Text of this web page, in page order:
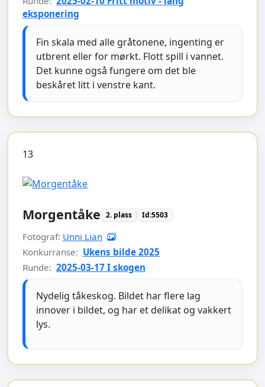
eksponering
Fin skala med alle gråtonene, ingenting er
utbrent eller for mørkt. Flott spill i vannet.
Det kunne også fungere om det ble
beskåret litt i venstre kant.
13
Morgentåke 2. plass Id:5503
Fotograf: Unni Lian
Konkurranse: Ukens bilde 2025
Runde: 2025-03-17 I skogen
Nydelig tåkeskog. Bildet har flere lag
innover i bildet, og har et delikat og vakkert
lys.